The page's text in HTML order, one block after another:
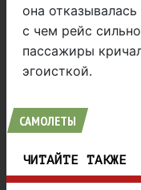
она отказывалась
с чем рейс
пассажиры
эгоисткой.
САМОЛЕТЫ
ЧИТАЙТЕ ТАКЖЕ